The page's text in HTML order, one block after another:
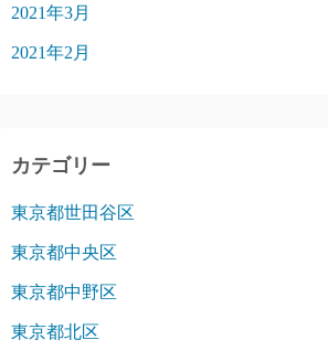
2021年3月
2021年2月
カテゴリー
東京都世田谷区
東京都中央区
東京都中野区
東京都北区